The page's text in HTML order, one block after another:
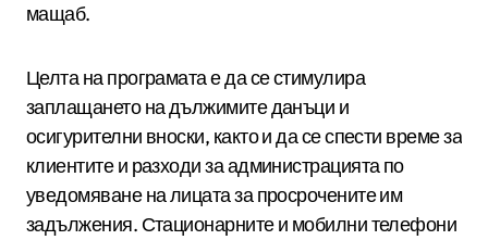
мащаб.
Целта на програмата е да се стимулира
заплащането на дължимите данъци и
осигурителни вноски, както и да се спести време за
клиентите и разходи за администрацията по
уведомяване на лицата за просрочените им
задължения. Стационарните и мобилни телефони